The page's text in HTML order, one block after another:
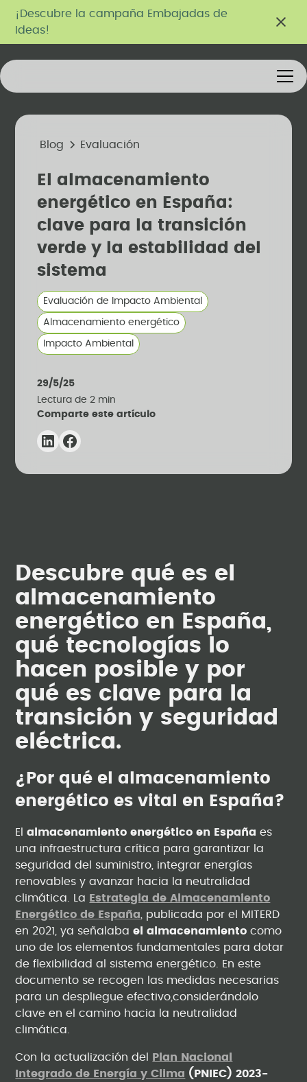
¡Descubre la campaña Embajadas de
Ideas!
Blog Evaluación
El almacenamiento
energético en España:
clave para la transición
verde y la estabilidad del
sistema
Evaluación de Impacto Ambiental
Almacenamiento energético
Impacto Ambiental
29/5/25
Lectura de2 min
Comparte este artículo
Descubre qué es el
almacenamiento
energético en España,
qué tecnologías lo
hacen posible y por
qué es clave para la
transición y seguridad
eléctrica.
¿Por qué el almacenamiento
energético es vital en España?
Elalmacenamiento energético en España es
una infraestructura crítica para garantizar la
seguridad del suministro, integrar energías
renovables y avanzar hacia la neutralidad
climática. La
Estrategia de Almacenamiento
Energético de España , publicada por el MITERD
en 2021, ya señalabael almacenamiento como
uno de los elementos fundamentales para dotar
de flexibilidad al sistema energético. En este
documento se recogen las medidas necesarias
para un despliegue efectivo,considerándolo
clave en el camino hacia la neutralidad
climática.
Con la actualización del
Plan Nacional
Integrado de Energía y Clima (PNIEC) 2023-